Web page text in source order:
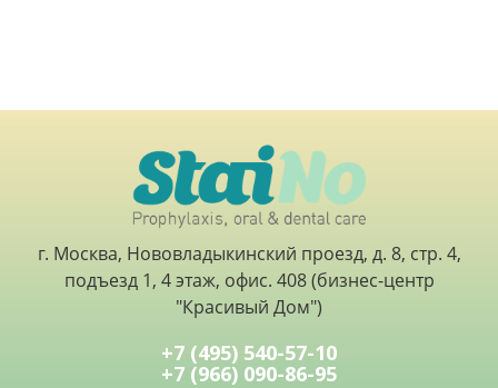
г. Москва, Нововладыкинский проезд, д. 8, стр. 4,
подъезд 1, 4 этаж, офис. 408 (бизнес-центр
"Красивый Дом")
+7 (495) 540-57-10
+7 (966) 090-86-95